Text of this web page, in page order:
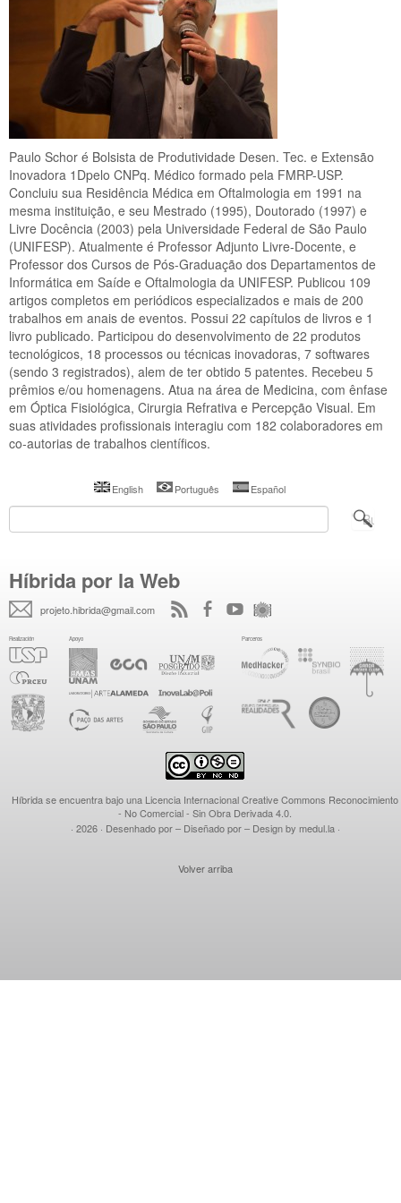
de Castidad
Ocular
Esculturales
de Suspensión
Yes Move
de Sinestesia
Hackianista
Calendario
Calendario México
Calendario Brasil
Conferéncias y Taller
Convocatórias
Documentación
Paulo Schor é Bolsista de Produtividade Desen. Tec. e Extensão
Inovadora 1Dpelo CNPq. Médico formado pela FMRP-USP.
Concluiu sua Residência Médica em Oftalmologia em 1991 na
mesma instituição, e seu Mestrado (1995), Doutorado (1997) e
Livre Docência (2003) pela Universidade Federal de São Paulo
(UNIFESP). Atualmente é Professor Adjunto Livre-Docente, e
Professor dos Cursos de Pós-Graduação dos Departamentos de
Informática em Saíde e Oftalmologia da UNIFESP. Publicou 109
artigos completos em periódicos especializados e mais de 200
trabalhos em anais de eventos. Possui 22 capítulos de livros e 1
livro publicado. Participou do desenvolvimento de 22 produtos
tecnológicos, 18 processos ou técnicas inovadoras, 7 softwares
(sendo 3 registrados), alem de ter obtido 5 patentes. Recebeu 5
prêmios e/ou homenagens. Atua na área de Medicina, com ênfase
em Óptica Fisiológica, Cirurgia Refrativa e Percepção Visual. Em
suas atividades profissionais interagiu com 182 colaboradores em
co-autorias de trabalhos científicos.
English Português Español
Híbrida por la Web
projeto.hibrida@gmail.com
Híbrida se encuentra bajo una Licencia Internacional Creative Commons Reconocimiento
- No Comercial - Sin Obra Derivada 4.0
· 2026 · Desenhado por – Diseñado por – Design by medul.la·
Volver arriba